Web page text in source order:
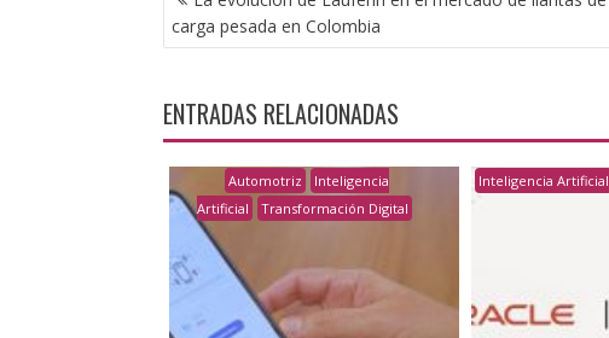
DE
ENTRADAS
carga pesada en Colombia
ENTRADAS RELACIONADAS
Automotriz
Inteligencia
Artificial
Transformación Digital
Inteligencia Artificial